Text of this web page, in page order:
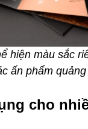
hiện màu sắc
ấn phẩm
cho